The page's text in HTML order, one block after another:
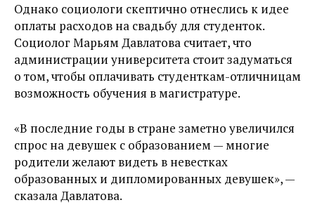
Однако социологи скептично отнеслись к идее
оплаты расходов на свадьбу для студенток.
Социолог Марьям Давлатова считает, что
администрации университета стоит задуматься
о том, чтобы оплачивать студенткам-отличницам
возможность обучения в магистратуре.
«В последние годы в стране заметно увеличился
спрос на девушек с образованием — многие
родители желают видеть в невестках
образованных и дипломированных девушек», —
сказала Давлатова.